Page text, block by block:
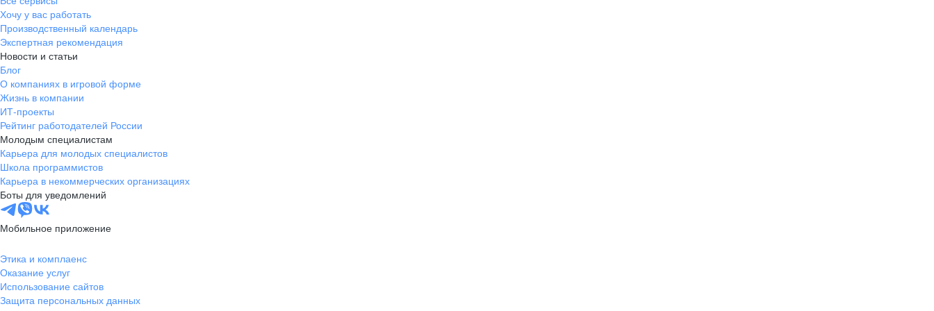
Хочу у вас работать
Производственный календарь
Экспертная рекомендация
Новости и статьи
Блог
О компаниях в игровой форме
Жизнь в компании
ИТ-проекты
Рейтинг работодателей России
Молодым специалистам
Карьера для молодых специалистов
Школа программистов
Карьера в некоммерческих организациях
Боты для уведомлений
Мобильное приложение
Этика и комплаенс
Оказание услуг
Использование сайтов
Защита персональных данных